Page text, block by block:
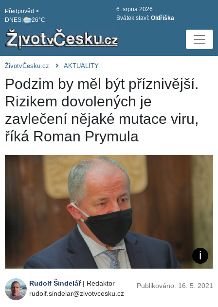
DNES: 26°C
Předpověd >
6. srpna 2026
Svátek slaví: Oldřiška
ŽivotvČesku.cz AKTUALITY
Podzim by měl být příznivější.
Rizikem dovolených je
zavlečení nějaké mutace viru,
říká Roman Prymula
Rudolf Šindelář| Redaktor
rudolf.sindelar@zivotvcesku.cz
Publikováno: 16. 5. 2021